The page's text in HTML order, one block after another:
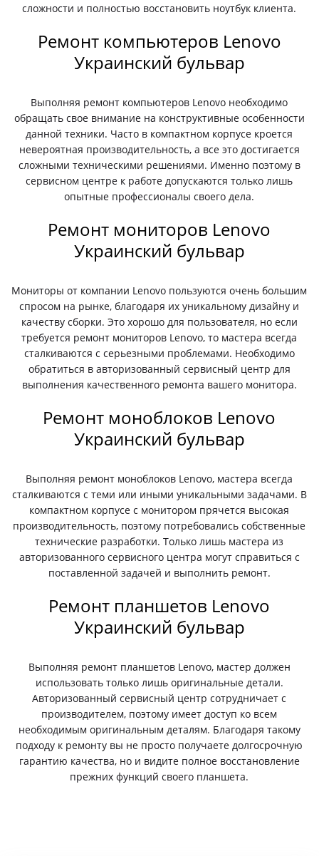
сложности и полностью восстановить ноутбук клиента.
Ремонт компьютеров Lenovo
Украинский бульвар
Выполняя ремонт компьютеров Lenovo необходимо
обращать свое внимание на конструктивные особенности
данной техники. Часто в компактном корпусе кроется
невероятная производительность, а все это достигается
сложными техническими решениями. Именно поэтому в
сервисном центре к работе допускаются только лишь
опытные профессионалы своего дела.
Ремонт мониторов Lenovo
Украинский бульвар
Мониторы от компании Lenovo пользуются очень большим
спросом на рынке, благодаря их уникальному дизайну и
качеству сборки. Это хорошо для пользователя, но если
требуется ремонт мониторов Lenovo, то мастера всегда
сталкиваются с серьезными проблемами. Необходимо
обратиться в авторизованный сервисный центр для
выполнения качественного ремонта вашего монитора.
Ремонт моноблоков Lenovo
Украинский бульвар
Выполняя ремонт моноблоков Lenovo, мастера всегда
сталкиваются с теми или иными уникальными задачами. В
компактном корпусе с монитором прячется высокая
производительность, поэтому потребовались собственные
технические разработки. Только лишь мастера из
авторизованного сервисного центра могут справиться с
поставленной задачей и выполнить ремонт.
Ремонт планшетов Lenovo
Украинский бульвар
Выполняя ремонт планшетов Lenovo, мастер должен
использовать только лишь оригинальные детали.
Авторизованный сервисный центр сотрудничает с
производителем, поэтому имеет доступ ко всем
необходимым оригинальным деталям. Благодаря такому
подходу к ремонту вы не просто получаете долгосрочную
гарантию качества, но и видите полное восстановление
прежних функций своего планшета.